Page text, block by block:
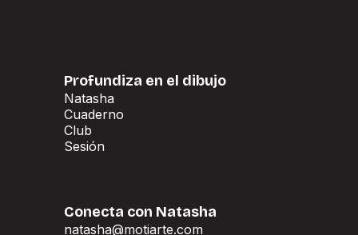
Profundiza en el dibujo
Natasha
Natasha
Cuaderno
Cuaderno
Club
Club
Sesión
Conecta con Natasha
natasha@motiarte.com